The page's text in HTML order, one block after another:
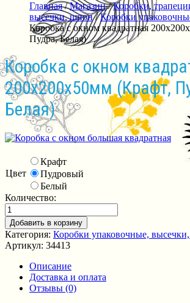
Главная/Магазин/Коробки,
высечки, шпон/Коробки
Коробка с окном квадратная
Пудра, Белая)
Коробка с окном
200х200х50мм (Крафт,
Белая)
Цвет
Крафт
Пудровый
Белый
Количество:
Добавить в корзину
Категория: Коробки упаковочные,
Артикул: 34413
Описание
Доставка и оплата
Отзывы (0)